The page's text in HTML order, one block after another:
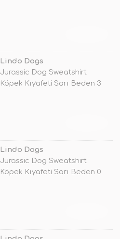
Lindo Dogs
Jurassic Dog Sweatshirt
Köpek Kıyafeti Sarı Beden 3
Lindo Dogs
Jurassic Dog Sweatshirt
Köpek Kıyafeti Sarı Beden 0